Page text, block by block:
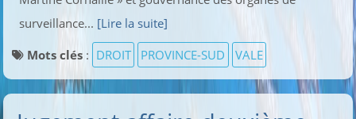
surveillance... [Lire la suite]
Mots clés : DROIT PROVINCE-SUD VALE